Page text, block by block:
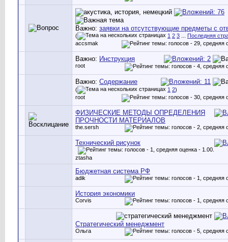
Важно: заявки на отсутствующие предметы с
( 1 2 3
Последняя
accsmak
Важно: Инструкция
root
Важно: Содержание
( 1 2)
root
ФИЗИЧЕСКИЕ МЕТОДЫ ОПРЕДЕЛЕНИЯ
ПРОЧНОСТИ МАТЕРИАЛОВ
the.sersh
Технический рисунок
ztasha
Бюджетная система РФ
adik
История экономики
Corvis
Стратегический менеджмент
Ольга